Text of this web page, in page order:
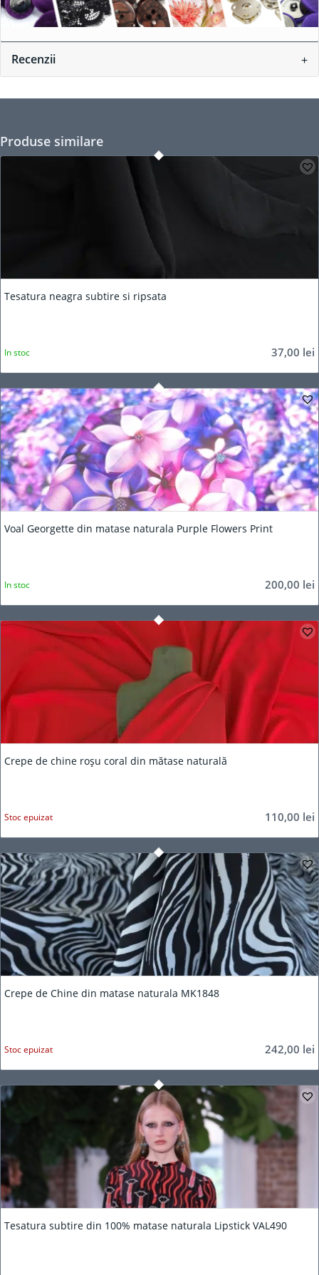
Recenzii
Produse similare
Tesatura neagra subtire si ripsata
37,00 lei
In stoc
Voal Georgette din matase naturala Purple Flowers Print
200,00 lei
In stoc
Crepe de chine roșu coral din mătase naturală
110,00 lei
Stoc epuizat
Crepe de Chine din matase naturala MK1848
242,00 lei
Stoc epuizat
Tesatura subtire din 100% matase naturala Lipstick VAL490